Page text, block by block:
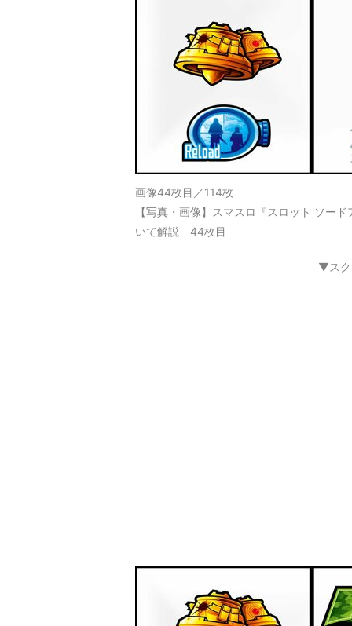
画像44枚目／114枚
【写真・画像】スマスロ『スロット ソー
いて解説 44枚目
▼スク